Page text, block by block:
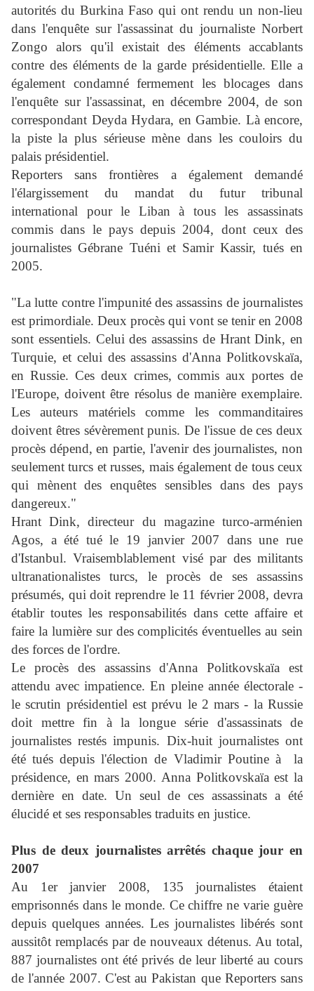
autorités du Burkina Faso qui ont rendu un non-lieu
dans l'enquête sur l'assassinat du journaliste Norbert
Zongo alors qu'il existait des éléments accablants
contre des éléments de la garde présidentielle. Elle a
également condamné fermement les blocages dans
l'enquête sur l'assassinat, en décembre 2004, de son
correspondant Deyda Hydara, en Gambie. Là encore,
la piste la plus sérieuse mène dans les couloirs du
palais présidentiel.
Reporters sans frontières a également demandé
l'élargissement du mandat du futur tribunal
international pour le Liban à tous les assassinats
commis dans le pays depuis 2004, dont ceux des
journalistes Gébrane Tuéni et Samir Kassir, tués en
2005.
"La lutte contre l'impunité des assassins de journalistes
est primordiale. Deux procès qui vont se tenir en 2008
sont essentiels. Celui des assassins de Hrant Dink, en
Turquie, et celui des assassins d'Anna Politkovskaïa,
en Russie. Ces deux crimes, commis aux portes de
l'Europe, doivent être résolus de manière exemplaire.
Les auteurs matériels comme les commanditaires
doivent êtres sévèrement punis. De l'issue de ces deux
procès dépend, en partie, l'avenir des journalistes, non
seulement turcs et russes, mais également de tous ceux
qui mènent des enquêtes sensibles dans des pays
dangereux."
Hrant Dink, directeur du magazine turco-arménien
Agos, a été tué le 19 janvier 2007 dans une rue
d'Istanbul. Vraisemblablement visé par des militants
ultranationalistes turcs, le procès de ses assassins
présumés, qui doit reprendre le 11 février 2008, devra
établir toutes les responsabilités dans cette affaire et
faire la lumière sur des complicités éventuelles au sein
des forces de l'ordre.
Le procès des assassins d'Anna Politkovskaïa est
attendu avec impatience. En pleine année électorale -
le scrutin présidentiel est prévu le 2 mars - la Russie
doit mettre fin à la longue série d'assassinats de
journalistes restés impunis. Dix-huit journalistes ont
été tués depuis l'élection de Vladimir Poutine à
la
présidence, en mars 2000. Anna Politkovskaïa est la
dernière en date. Un seul de ces assassinats a été
élucidé et ses responsables traduits en justice.
Plus de deux journalistes arrêtés chaque jour en
2007
Au 1er janvier 2008, 135 journalistes étaient
emprisonnés dans le monde. Ce chiffre ne varie guère
depuis quelques années. Les journalistes libérés sont
aussitôt remplacés par de nouveaux détenus. Au total,
887 journalistes ont été privés de leur liberté au cours
de l'année 2007. C'est au Pakistan que Reporters sans